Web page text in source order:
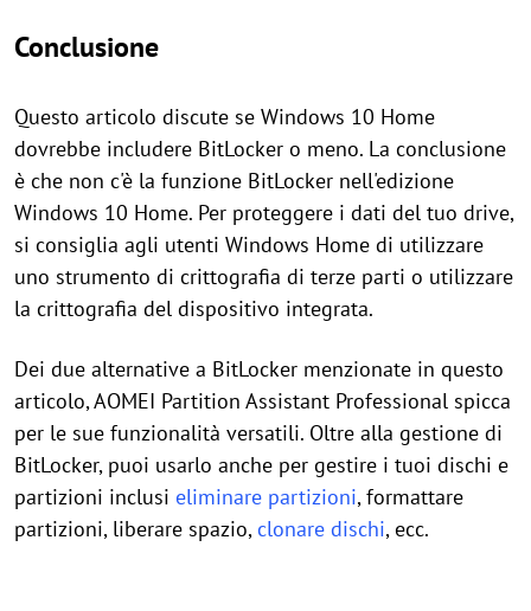
Conclusione
Questo articolo discute se Windows 10 Home
dovrebbe includere BitLocker o meno. La conclusione
è che non c'è la funzione BitLocker nell'edizione
Windows 10 Home. Per proteggere i dati del tuo drive,
si consiglia agli utenti Windows Home di utilizzare
uno strumento di crittografia di terze parti o utilizzare
la crittografia del dispositivo integrata.
Dei due alternative a BitLocker menzionate in questo
articolo, AOMEI Partition Assistant Professional spicca
per le sue funzionalità versatili. Oltre alla gestione di
BitLocker, puoi usarlo anche per gestire i tuoi dischi e
partizioni inclusi eliminare partizioni, formattare
partizioni, liberare spazio, clonare dischi, ecc.